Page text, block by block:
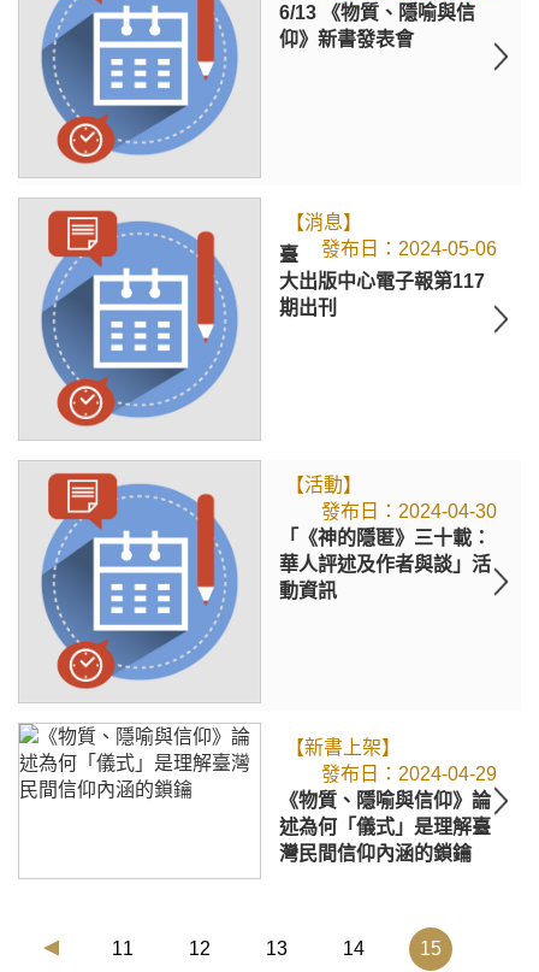
6/13 《物質、隱喻與信
仰》新書發表會
【消息】
2024-05-06
臺
大出版中心電子報第117
期出刊
【活動】
2024-04-30
「《神的隱匿》三十載：
華人評述及作者與談」活
動資訊
【新書上架】
2024-04-29
《物質、隱喻與信仰》論
述為何「儀式」是理解臺
灣民間信仰內涵的鎖鑰
11 12 13 14 15(current)